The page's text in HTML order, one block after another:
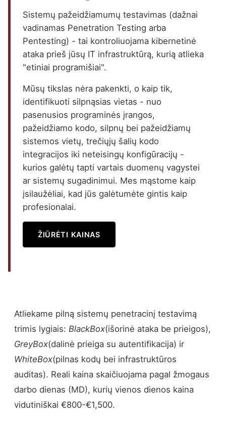
Sistemų pažeidžiamumų testavimas (dažnai
vadinamas Penetration Testing arba
Pentesting) - tai kontroliuojama kibernetinė
ataka prieš jūsų IT infrastruktūrą, kurią atlieka
"etiniai programišiai".
Mūsų tikslas nėra pakenkti, o kaip tik,
identifikuoti silpnąsias vietas - nuo
pasenusios programinės įrangos,
pažeidžiamo kodo, silpnų bei pažeidžiamų
sistemos vietų, trečiųjų šalių kodo
integracijos iki neteisingų konfigūracijų -
kurios galėtų tapti vartais duomenų vagystei
ar sistemų sugadinimui. Mes mąstome kaip
įsilaužėliai, kad jūs galėtumėte gintis kaip
profesionalai.
ŽIŪRĖTI KAINAS
Atliekame pilną sistemų penetracinį testavimą
trimis lygiais: BlackBox(išorinė ataka be prieigos),
GreyBox(dalinė prieiga su autentifikacija) ir
WhiteBox(pilnas kodų bei infrastruktūros
auditas). Reali kaina skaičiuojama pagal žmogaus
darbo dienas (MD), kurių vienos dienos kaina
vidutiniškai €800-€1,500.